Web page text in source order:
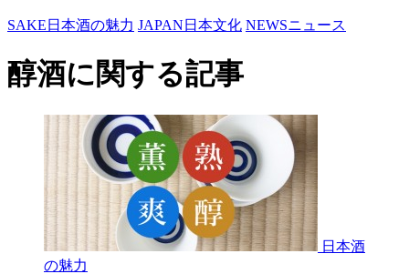
SAKE 日本酒の魅力 JAPAN 日本文化 NEWSニュース
醇酒に関する記事
日本酒
の魅力